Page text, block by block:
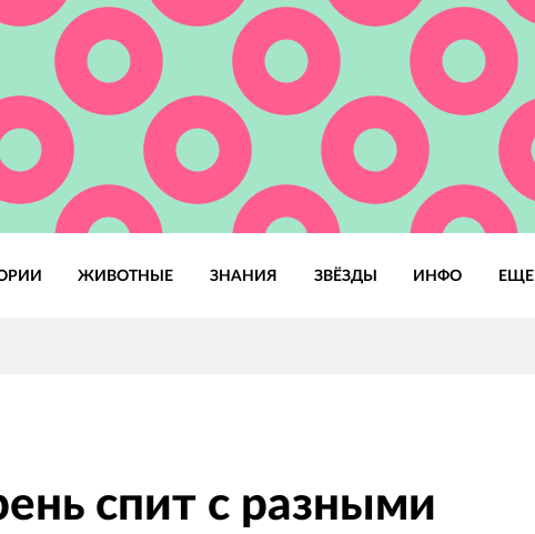
ЖИВОТНЫЕ ЗНАНИЯ ЗВЁЗДЫ ИНФО ЕЩЕ
спит с разными